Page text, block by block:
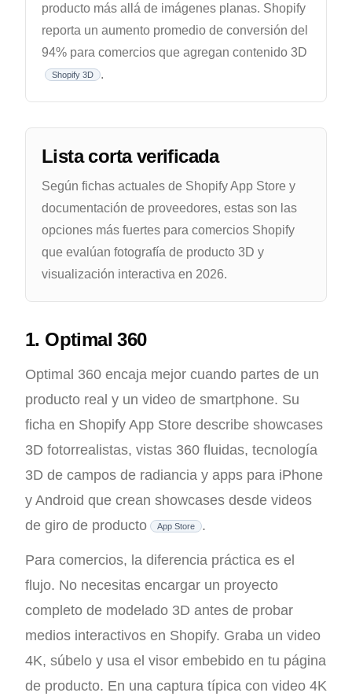
producto más allá de imágenes planas. Shopify
reporta un aumento promedio de conversión del
94% para comercios que agregan contenido 3D
Shopify 3D .
Lista corta verificada
Según fichas actuales de Shopify App Store y
documentación de proveedores, estas son las
opciones más fuertes para comercios Shopify
que evalúan fotografía de producto 3D y
visualización interactiva en 2026.
1. Optimal 360
Optimal 360 encaja mejor cuando partes de un
producto real y un video de smartphone. Su
ficha en Shopify App Store describe showcases
3D fotorrealistas, vistas 360 fluidas, tecnología
3D de campos de radiancia y apps para iPhone
y Android que crean showcases desde videos
de giro de producto
App Store .
Para comercios, la diferencia práctica es el
flujo. No necesitas encargar un proyecto
completo de modelado 3D antes de probar
medios interactivos en Shopify. Graba un video
4K, súbelo y usa el visor embebido en tu página
de producto. En una captura típica con video 4K